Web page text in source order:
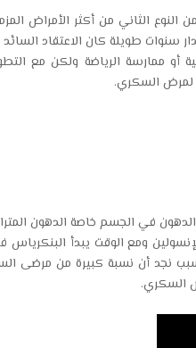
الثاني من أكثر الأمراض
سنوات طويلة كان الاعتقاد
أو ممارسة الرياضة ولكن مع
لمرض السكري.
الدهون في الجسم خاصة الدهون
ومع الوقت يبدأ البنكرياس
نجد أن نسبة كبيرة من مرضى
السكري.